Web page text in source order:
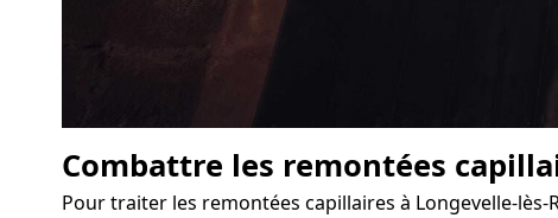
Combattre les remontées
Pour traiter les remontées capillaires à Longevelle-